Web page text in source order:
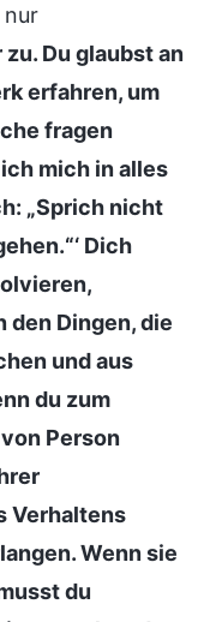
nur
Du glaubst an
erfahren, um
fragen
mich in alles
„Sprich nicht
Dich
den Dingen, die
und aus
du zum
Person
Verhaltens
Wenn sie
du